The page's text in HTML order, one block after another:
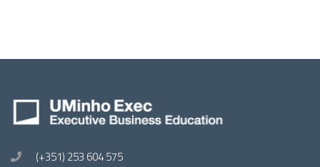
(+351) 253 604 575